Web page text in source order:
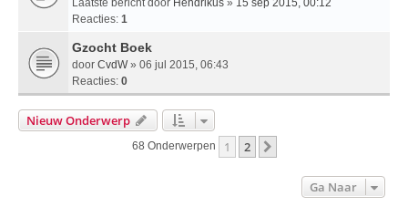
Reacties: 1
Gzocht Boek
door CvdW» 06 jul 2015, 06:43
Reacties: 0
Nieuw Onderwerp
68 Onderwerpen 1 2
Ga Naar